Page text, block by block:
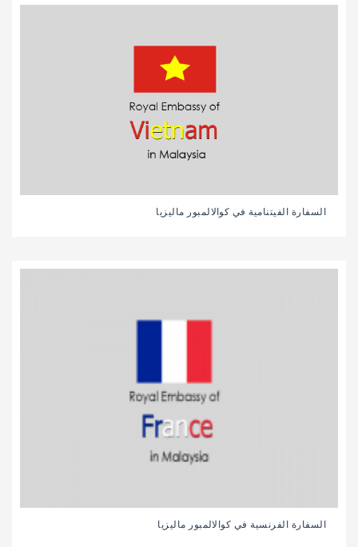
السفارة الفيتنامية في كوالالمبور ماليزيا
السفارة الفرنسية في كوالالمبور ماليزيا